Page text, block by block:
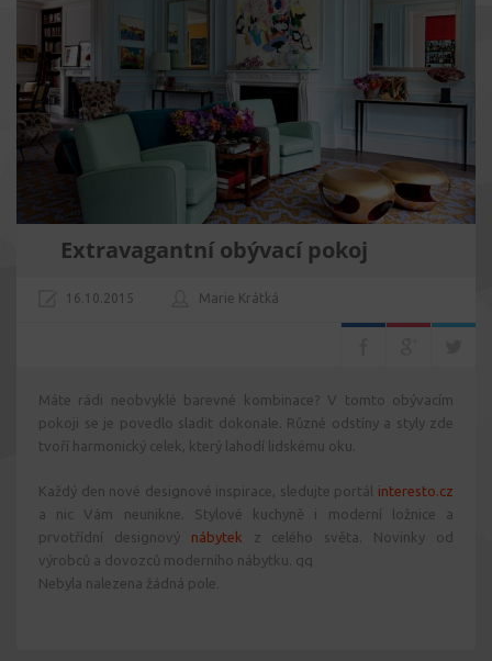
Extravagantní obývací pokoj
16.10.2015 Marie Krátká
Máte rádi neobvyklé barevné kombinace? V tomto obývacím
pokoji se je povedlo sladit dokonale. Různé odstíny a styly zde
tvoří harmonický celek, který lahodí lidskému oku.
Každý den nové designové inspirace, sledujte portál interesto.cz
a nic Vám neunikne. Stylové kuchyně i moderní ložnice a
prvotřídní designový nábytek z celého světa. Novinky od
výrobců a dovozců moderního nábytku. qq
Nebyla nalezena žádná pole.